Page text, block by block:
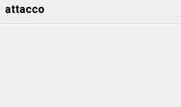
attacco